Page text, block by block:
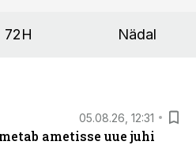
72H Nädal
05.08.26, 12:31
ametisse uue juhi